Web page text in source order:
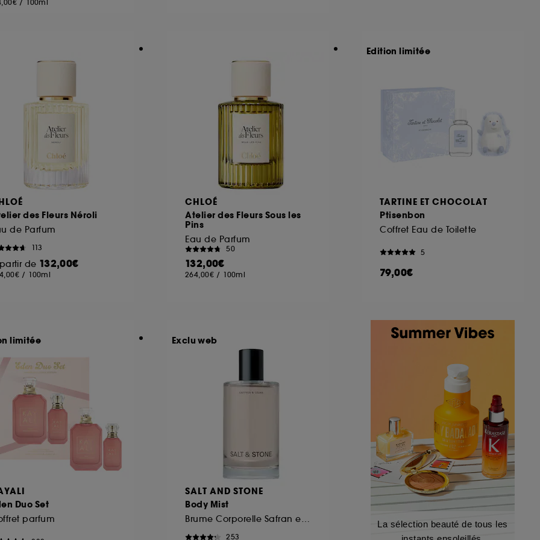
/ 100ml
des Fleurs Néroli
de Parfum
113
de 132,00€
/ 100ml
CHLOÉ
Atelier des Fleurs Sous les
Pins
Eau de Parfum
50
132,00€
264,00€ / 100ml
TARTINE ET CHOCOLAT
Ptisenbon
Coffret Eau de Toilette
5
79,00€
Edition limitée
Duo Set
parfum
limitée
SALT AND STONE
Body Mist
253
Exclu web
La sélection beauté de tous les
et la lecture de ces traceurs requiert votre accord. Vous pouvez personnaliser vos choix concernant
mes choix" ci-dessous ou décider de "tout accepter". Sephora pourra associer les
refuser tous les cookies, cliques sur "continuer sans accepter". Voous pouvez à tout moment choisir
obtenir plus d'information sur les cookies utilisés,cliquez